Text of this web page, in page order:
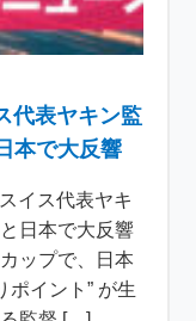
代表ヤキン監
本で大反響
イス代表ヤキ
日本で大反響
ップで、日本
ポイント” が生